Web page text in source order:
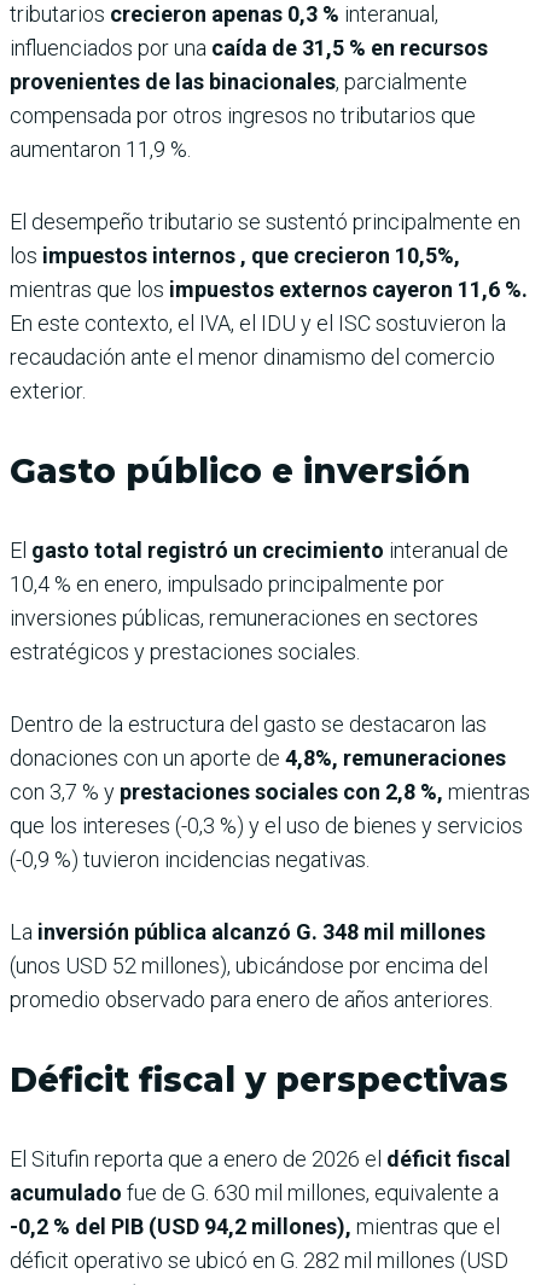
tributarios crecieron apenas 0,3 % interanual,
influenciados por una caída de 31,5 % en recursos
provenientes de las binacionales, parcialmente
compensada por otros ingresos no tributarios que
aumentaron 11,9 %.
El desempeño tributario se sustentó principalmente en
los impuestos internos , que crecieron 10,5%,
mientras que los impuestos externos cayeron 11,6 %.
En este contexto, el IVA, el IDU y el ISC sostuvieron la
recaudación ante el menor dinamismo del comercio
exterior.
Gasto público e inversión
El gasto total registró un crecimiento interanual de
10,4 % en enero, impulsado principalmente por
inversiones públicas, remuneraciones en sectores
estratégicos y prestaciones sociales.
Dentro de la estructura del gasto se destacaron las
donaciones con un aporte de 4,8%, remuneraciones
con 3,7 % y prestaciones sociales con 2,8 %, mientras
que los intereses (-0,3 %) y el uso de bienes y servicios
(-0,9 %) tuvieron incidencias negativas.
La inversión pública alcanzó G. 348 mil millones
(unos USD 52 millones), ubicándose por encima del
promedio observado para enero de años anteriores.
Déficit fiscal y perspectivas
El Situfin reporta que a enero de 2026 el déficit fiscal
acumulado fue de G. 630 mil millones, equivalente a
-0,2 % del PIB (USD 94,2 millones), mientras que el
déficit operativo se ubicó en G. 282 mil millones (USD